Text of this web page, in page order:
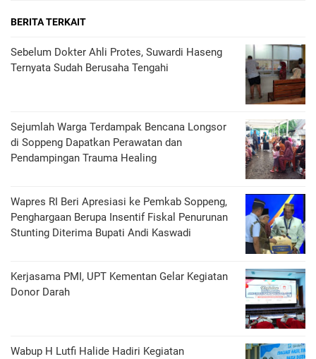
BERITA TERKAIT
Sebelum Dokter Ahli Protes, Suwardi Haseng
Ternyata Sudah Berusaha Tengahi
Sejumlah Warga Terdampak Bencana Longsor
di Soppeng Dapatkan Perawatan dan
Pendampingan Trauma Healing
Wapres RI Beri Apresiasi ke Pemkab Soppeng,
Penghargaan Berupa Insentif Fiskal Penurunan
Stunting Diterima Bupati Andi Kaswadi
Kerjasama PMI, UPT Kementan Gelar Kegiatan
Donor Darah
Wabup H Lutfi Halide Hadiri Kegiatan